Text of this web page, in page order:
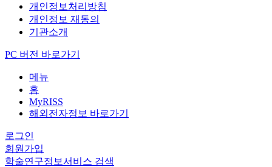
개인정보처리방침
개인정보 재동의
기관소개
PC 버전 바로가기
메뉴
홈
MyRISS
해외전자정보 바로가기
로그인
회원가입
학술연구정보서비스 검색